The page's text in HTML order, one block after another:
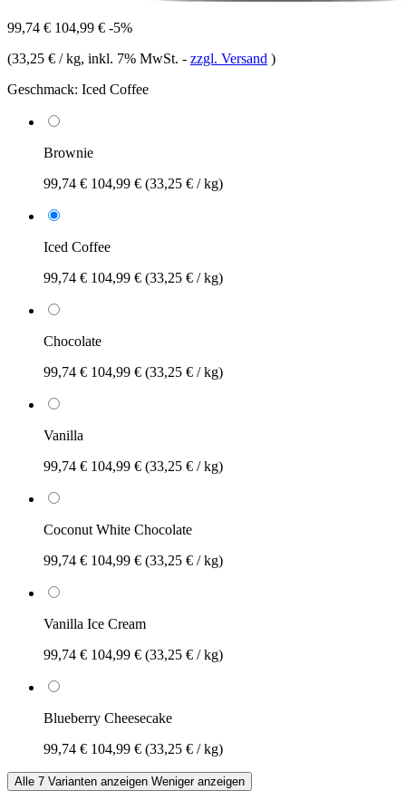
99,74 € 104,99 € -5%
(33,25 € / kg, inkl. 7% MwSt. - zzgl. Versand )
Geschmack: Iced Coffee
Brownie
99,74 € 104,99 € (33,25 € / kg)
Iced Coffee
99,74 € 104,99 € (33,25 € / kg)
Chocolate
99,74 € 104,99 € (33,25 € / kg)
Vanilla
99,74 € 104,99 € (33,25 € / kg)
Coconut White Chocolate
99,74 € 104,99 € (33,25 € / kg)
Vanilla Ice Cream
99,74 € 104,99 € (33,25 € / kg)
Blueberry Cheesecake
99,74 € 104,99 € (33,25 € / kg)
Alle 7 Varianten anzeigen Weniger anzeigen